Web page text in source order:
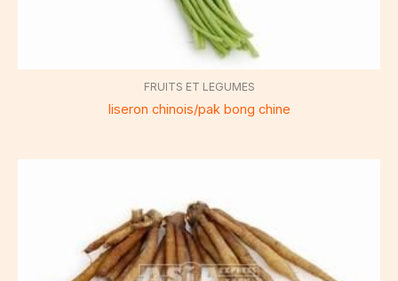
FRUITS ET LEGUMES
liseron chinois/pak bong chine